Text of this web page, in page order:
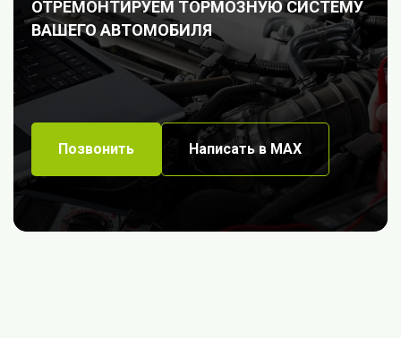
ОТРЕМОНТИРУЕМ ТОРМОЗНУЮ СИСТЕМУ
ВАШЕГО АВТОМОБИЛЯ
Позвонить Написать в МАХ